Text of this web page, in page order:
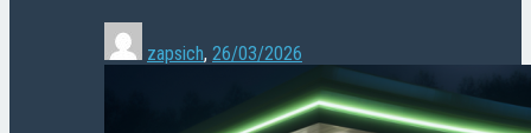
zapsich, 26/03/2026